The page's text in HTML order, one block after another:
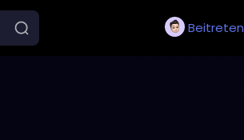
Beitreten